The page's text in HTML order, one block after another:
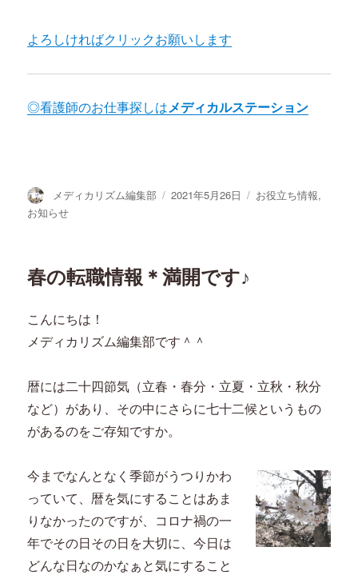
よろしければクリックお願いします
◎看護師のお仕事探しは メディカルステーション
投
稿
メディカリズム編集部
投
2021年5月26日
カ
お役立ち情報,
お知らせ
春の転職情報＊満開です♪
こんにちは！
メディカリズム編集部です＾＾
暦には二十四節気（立春・春分・立夏・立秋・秋分
など）があり、その中にさらに七十二候というもの
があるのをご存知ですか。
今までなんとなく季節がうつりかわ
っていて、暦を気にすることはあま
りなかったのですが、コロナ禍の一
年でその日その日を大切に、今日は
どんな日なのかなぁと気にすること